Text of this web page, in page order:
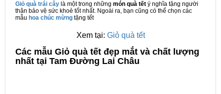
Giỏ quà trái cây là một trong những món quà tết ý nghĩa tặng người
thân bảo vệ sức khoẻ tốt nhất. Ngoài ra, bạn cũng có thể chọn các
mẫu hoa chúc mừng tặng tết
Xem tại: Giỏ quà tết
Các mẫu Giỏ quà tết đẹp mắt và chất lượng
nhất tại Tam Đường Lai Châu